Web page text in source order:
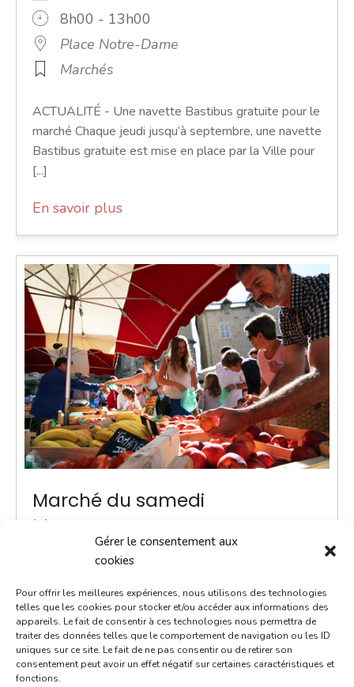
Gérer le consentement aux
cookies
Pour offrir les meilleures expériences, nous utilisons des technologies
telles que les cookies pour stocker et/ou accéder aux informations des
appareils. Le fait de consentir à ces technologies nous permettra de
traiter des données telles que le comportement de navigation ou les ID
uniques sur ce site. Le fait de ne pas consentir ou de retirer son
consentement peut avoir un effet négatif sur certaines caractéristiques et
fonctions.
8h00 - 13h00
Place Notre-Dame
Marchés
ACTUALITÉ - Une navette Bastibus gratuite pour le
marché Chaque jeudi jusqu’à septembre, une navette
Bastibus gratuite est mise en place par la Ville pour
[...]
En savoir plus
Marché du samedi
9h00 - 12h00
Marchés
Instauré en 2020, le marché du samedi est le
rendez-vous incontournable du week-end. Voilà un